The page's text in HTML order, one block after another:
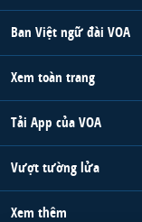
Ban Việt ngữ đài VOA
Xem toàn trang
Tải App của VOA
Vượt tường lửa
Xem thêm